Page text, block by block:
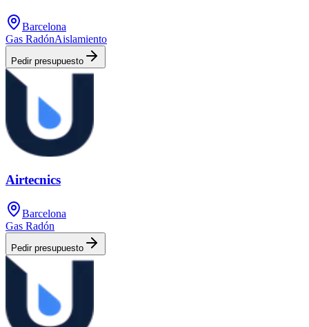
Barcelona
Gas RadónAislamiento
Pedir presupuesto
Airtecnics
Barcelona
Gas Radón
Pedir presupuesto